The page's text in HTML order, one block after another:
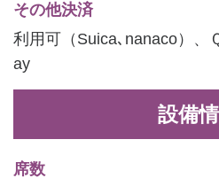
その他決済
利用可（Suica､nanaco）、
ay
設備
席数